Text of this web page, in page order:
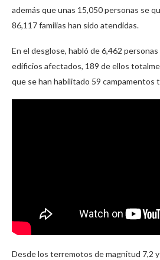
además que unas 15,050 personas se
86,117 familias han sido atendidas.
En el desglose, habló de 6,462
edificios afectados, 189 de ellos
que se han habilitado 59 campamentos
Desde los terremotos de magnitud 7,2